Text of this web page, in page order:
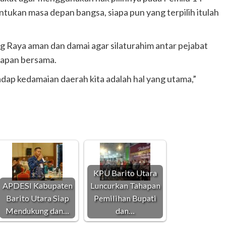
masa depan bangsa, siapa pun yang terpilih itulah
aman dan damai agar silaturahim antar pejabat
bersama.
kedamaian daerah kita adalah hal yang utama,”
APDESI Kabupaten
Barito Utara Siap
Mendukung dan…
KPU Barito Utara
Luncurkan Tahapan
Pemilihan Bupati
dan…